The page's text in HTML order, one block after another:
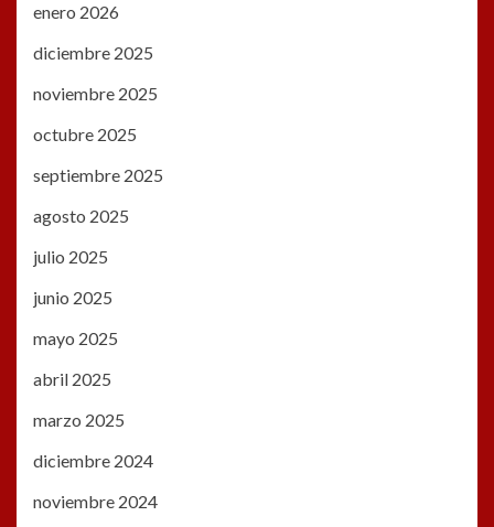
enero 2026
diciembre 2025
noviembre 2025
octubre 2025
septiembre 2025
agosto 2025
julio 2025
junio 2025
mayo 2025
abril 2025
marzo 2025
diciembre 2024
noviembre 2024